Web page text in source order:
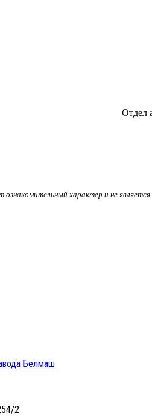
Отдел
ознакомительный характер и не
Белмаш
2